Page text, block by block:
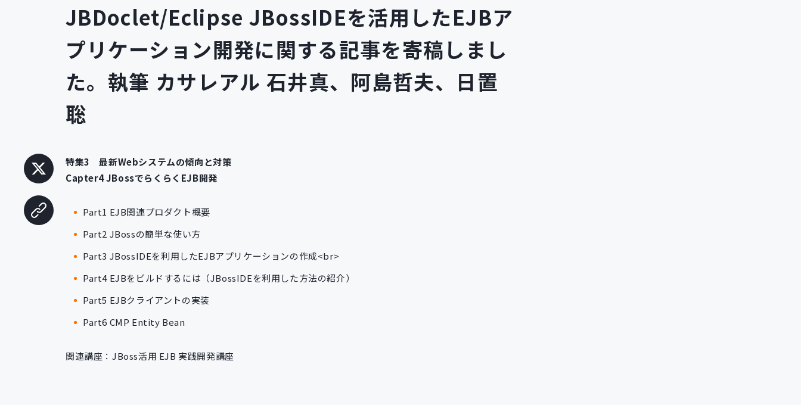
JBDoclet/Eclipse JBossIDEを活用したEJBア
プリケーション開発に関する記事を寄稿しまし
た。執筆 カサレアル 石井真、阿島哲夫、日置
聡
特集3 最新Webシステムの傾向と対策
Capter4 JBossでらくらくEJB開発
Part1 EJB関連プロダクト概要
Part2 JBossの簡単な使い方
Part3 JBossIDEを利用したEJBアプリケーションの作成<br>
Part4 EJBをビルドするには（JBossIDEを利用した方法の紹介）
Part5 EJBクライアントの実装
Part6 CMP Entity Bean
関連講座：JBoss活用 EJB 実践開発講座